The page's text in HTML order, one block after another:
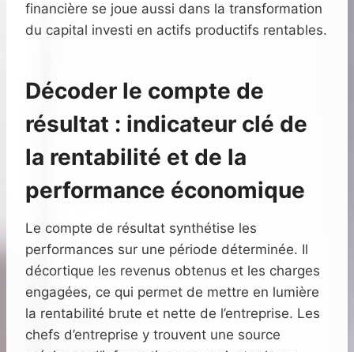
financière se joue aussi dans la transformation
du capital investi en actifs productifs rentables.
Décoder le compte de
résultat : indicateur clé de
la rentabilité et de la
performance économique
Le compte de résultat synthétise les
performances sur une période déterminée. Il
décortique les revenus obtenus et les charges
engagées, ce qui permet de mettre en lumière
la rentabilité brute et nette de l’entreprise. Les
chefs d’entreprise y trouvent une source